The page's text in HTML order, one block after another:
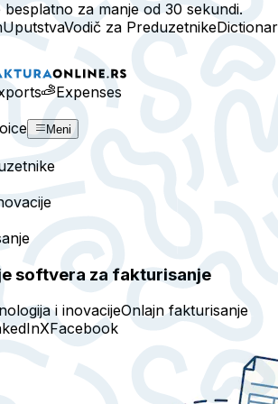
za manje od 30 sekundi.
UputstvaVodič za Preduzetnike
Expenses
Meni
softvera za fakturisanje
i inovacijeOnlajn fakturisanje
XFacebook